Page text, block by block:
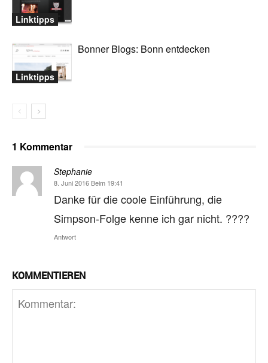
Linktipps
Linktipps
Bonner Blogs: Bonn entdecken
1 Kommentar
Stephanie
8. Juni 2016 Beim 19:41
Danke für die coole Einführung, die
Simpson-Folge kenne ich gar nicht. ????
Antwort
KOMMENTIEREN